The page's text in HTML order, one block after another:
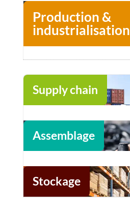
Production &
industrialisation
Supply chain
Assemblage
Stockage